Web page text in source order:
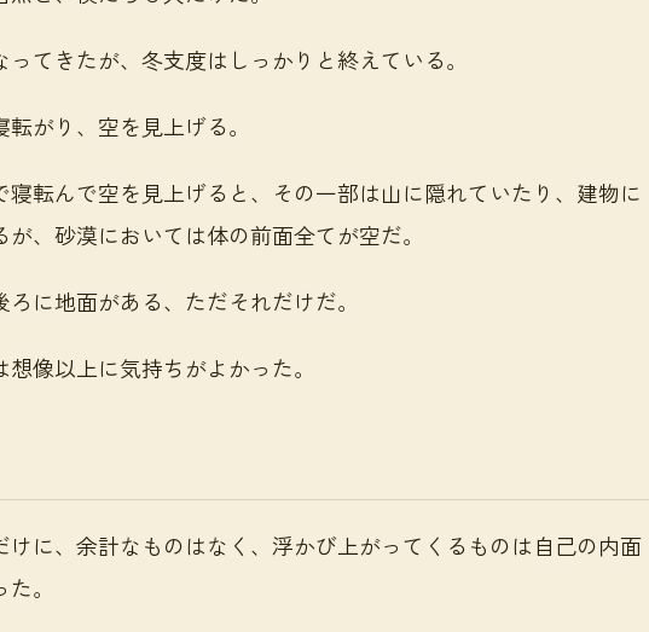
てきたが、冬支度はしっかりと終えている。
がり、空を見上げる。
寝転んで空を見上げると、その一部は山に隠れていたり、建物に
、砂漠においては体の前面全てが空だ。
に地面がある、ただそれだけだ。
像以上に気持ちがよかった。
けに、余計なものはなく、浮かび上がってくるものは自己の内面
。